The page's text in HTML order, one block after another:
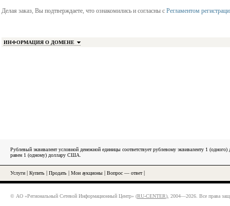
Делая заказ, Вы подтверждаете, что ознакомились и согласны с Регламентом
ИНФОРМАЦИЯ О ДОМЕНЕ
Рублевый эквивалент условной денежной единицы соответствует рублевому эквиваленту 1
равен 1 (одному) доллару США.
Услуги Купить Продать Мои аукционы Вопрос — ответ|
© АО «Региональный Сетевой Информационный Центр» (RU-CENTER), 2004—2026. Все права